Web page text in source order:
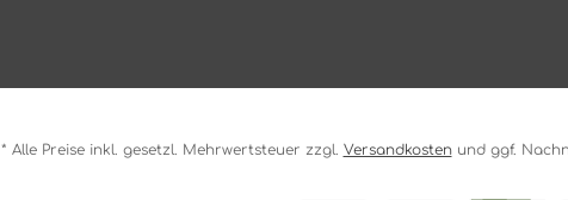
* Alle Preise inkl. gesetzl. Mehrwertsteuer zzgl. Versandkostenund ggf.